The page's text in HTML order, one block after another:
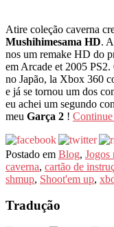
Atire coleção caverna
Mushihimesama HD.
nos um remake HD do
em Arcade et 2005
no Japão, la Xbox 360
e já se tornou um dos
eu achei um segundo
meu Garça 2 !
Postado em Blog, Jogos
caverna, cartão de
shmup, Shoot'em up,
Tradução